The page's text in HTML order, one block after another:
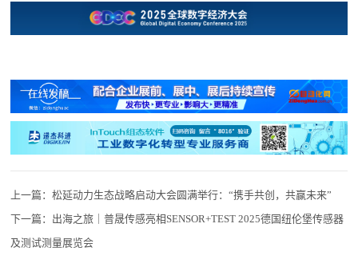
上一篇：松延动力生态战略启动大会圆满举行：“携手共创，共赢未来”
下一篇： 出海之旅｜普晟传感亮相SENSOR+TEST 2025德国纽伦堡传感器
及测试测量展览会